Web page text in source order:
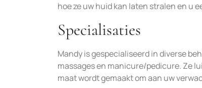
hoe ze uw huid kan laten stralen en u
Specialisaties
Mandy is gespecialiseerd in diverse
massages en manicure/pedicure. Ze
maat wordt gemaakt om aan uw